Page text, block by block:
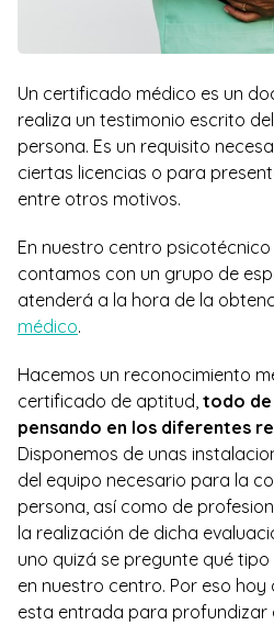
Un certificado médico es un
realiza un testimonio escrito
persona. Es un requisito
ciertas licencias o para
entre otros motivos.
En nuestro centro psicotécnico
contamos con un grupo de
atenderá a la hora de la
médico.
Hacemos un reconocimiento
certificado de aptitud, todo
pensando en los diferentes
Disponemos de unas
del equipo necesario para la
persona, así como de
la realización de dicha
uno quizá se pregunte qué
en nuestro centro. Por eso
esta entrada para profundizar